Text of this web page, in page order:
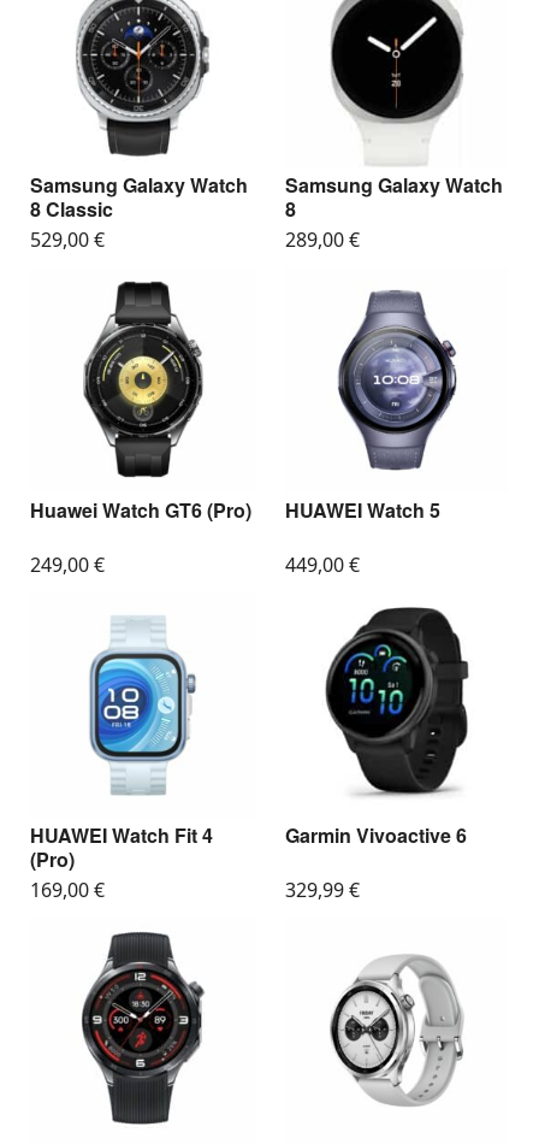
Samsung Galaxy Watch
8 Classic
529,00€
Samsung Galaxy Watch
8
289,00€
Huawei Watch GT6 (Pro)
249,00€
HUAWEI Watch 5
449,00€
HUAWEI Watch Fit 4
(Pro)
169,00€
Garmin Vivoactive 6
329,99€